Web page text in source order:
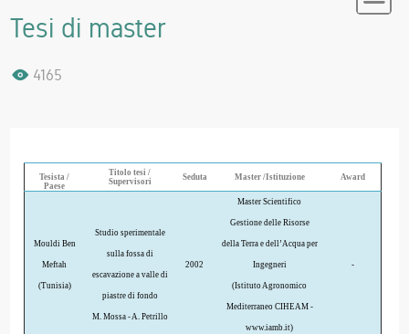
Tesi di master
4165
Tesista /
Paese
Titolo tesi /
Supervisori
Seduta Master /Istituzione Award
Mouldi Ben
Meftah
(Tunisia)
Studio sperimentale
sulla fossa di
escavazione a valle di
piastre di fondo
M. Mossa - A. Petrillo
2002
Master Scientifico
Gestione delle Risorse
della Terra e dell’Acqua per
Ingegneri
(Istituto Agronomico
Mediterraneo CIHEAM -
www.iamb.it)
-